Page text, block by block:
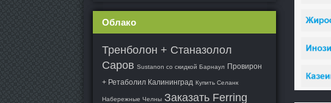
Облако
Тренболон + Станазолол
Саров Sustanon со скидкой Барнаул
Провирон
+ Ретаболил Калининград Купить Селанк
Набережные Челны Заказать Ferring